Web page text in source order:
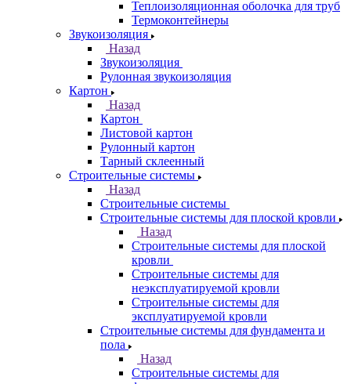
Теплоизоляционная оболочка для труб
Термоконтейнеры
Звукоизоляция
Назад
Звукоизоляция
Рулонная звукоизоляция
Картон
Назад
Картон
Листовой картон
Рулонный картон
Тарный склеенный
Строительные системы
Назад
Строительные системы
Строительные системы для плоской кровли
Назад
Строительные системы для плоской
кровли
Строительные системы для
неэксплуатируемой кровли
Строительные системы для
эксплуатируемой кровли
Строительные системы для фундамента и
пола
Назад
Строительные системы для